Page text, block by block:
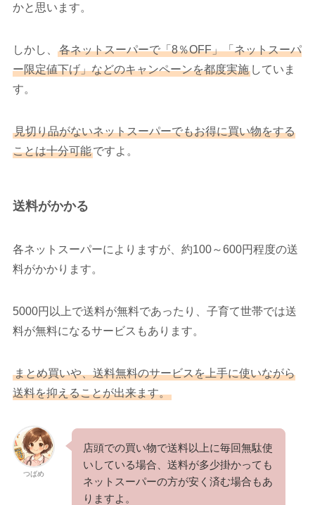
かと思います。
しかし、
各ネットスーパーで「8％OFF」「ネットスーパ
ー限定値下げ」などのキャンペーンを都度実施していま
す。
見切り品がないネットスーパーでもお得に買い物をする
ことは十分可能ですよ。
送料がかかる
各ネットスーパーによりますが、約100～600円程度の送
料がかかります。
5000円以上で送料が無料であったり、子育て世帯では送
料が無料になるサービスもあります。
まとめ買いや、送料無料のサービスを上手に使いながら
送料を抑えることが出来ます。
つばめ
店頭での買い物で送料以上に毎回無駄使
いしている場合、送料が多少掛かっても
ネットスーパーの方が安く済む場合もあ
りますよ。